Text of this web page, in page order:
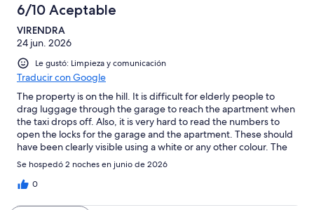
6/10 Aceptable
VIRENDRA
24 jun. 2026
Le gustó: Limpieza y comunicación
Traducir con Google
The property is on the hill. It is difficult for elderly people to
drag luggage through the garage to reach the apartment when
the taxi drops off. Also, it is very hard to read the numbers to
open the locks for the garage and the apartment. These should
have been clearly visible using a white or any other colour. The
apartment is suitable for younger people and those who rent a
car. The facilities provided in the apartment are excellent for a
short stay. The downside is that it requires housekeeping at the
Se hospedó 2 noches en junio de 2026
0